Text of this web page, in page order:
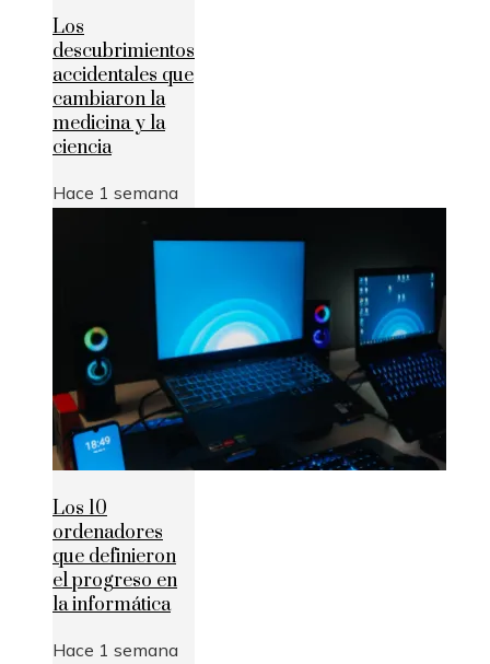
Los
descubrimientos
accidentales que
cambiaron la
medicina y la
ciencia
Hace 1 semana
Los 10
ordenadores
que definieron
el progreso en
la informática
Hace 1 semana